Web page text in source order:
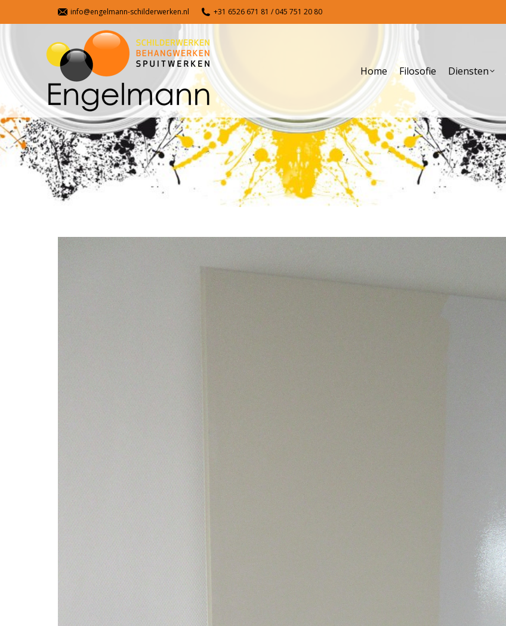
info@engelmann-schilderwerken.nl +31 6526 671 81 / 045 751 20 80
Home Filosofie Diensten
Home Filosofie